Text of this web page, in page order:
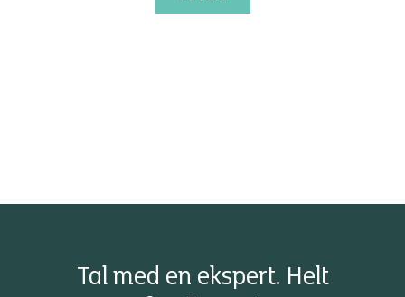
Tal med en ekspert. Helt